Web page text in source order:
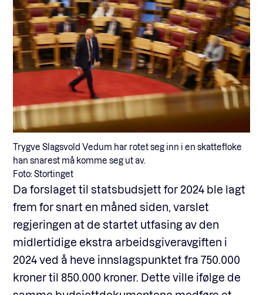
Trygve Slagsvold Vedum har rotet seg inn i en skattefloke
han snarest må komme seg ut av.
Foto: Stortinget
Da forslaget til statsbudsjett for 2024 ble lagt
frem for snart en måned siden, varslet
regjeringen at de startet utfasing av den
midlertidige ekstra arbeidsgiveravgiften i
2024 ved å heve innslagspunktet fra 750.000
kroner til 850.000 kroner. Dette ville ifølge de